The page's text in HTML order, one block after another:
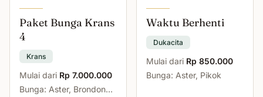
Paket Bunga Krans
4
Krans
Mulai dari Rp 7.000.000
Bunga: Aster, Brondong,
Waktu Berhenti
Dukacita
Mulai dari Rp 850.000
Bunga: Aster, Pikok